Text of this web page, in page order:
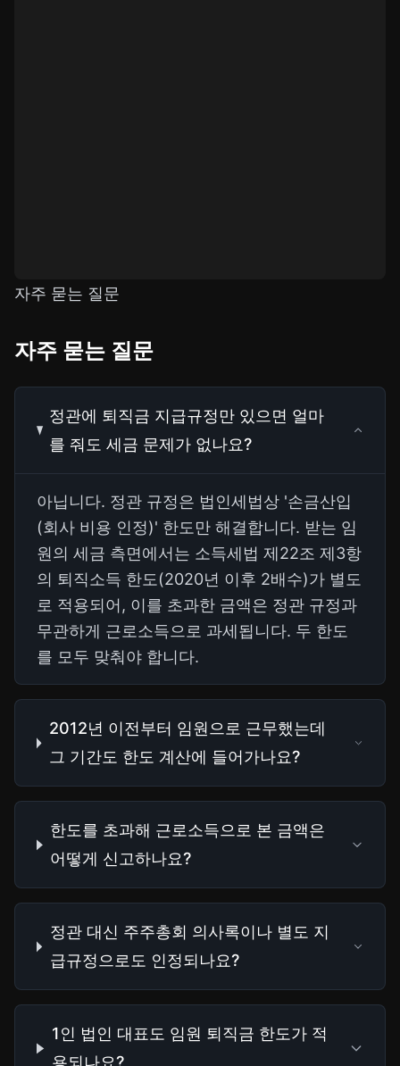
자주 묻는 질문
자주 묻는 질문
정관에 퇴직금 지급규정만 있으면 얼마
를 줘도 세금 문제가 없나요?
아닙니다. 정관 규정은 법인세법상 '손금산입
(회사 비용 인정)' 한도만 해결합니다. 받는 임
원의 세금 측면에서는 소득세법 제22조 제3항
의 퇴직소득 한도(2020년 이후 2배수)가 별도
로 적용되어, 이를 초과한 금액은 정관 규정과
무관하게 근로소득으로 과세됩니다. 두 한도
를 모두 맞춰야 합니다.
2012년 이전부터 임원으로 근무했는데
그 기간도 한도 계산에 들어가나요?
한도를 초과해 근로소득으로 본 금액은
어떻게 신고하나요?
정관 대신 주주총회 의사록이나 별도 지
급규정으로도 인정되나요?
1인 법인 대표도 임원 퇴직금 한도가 적